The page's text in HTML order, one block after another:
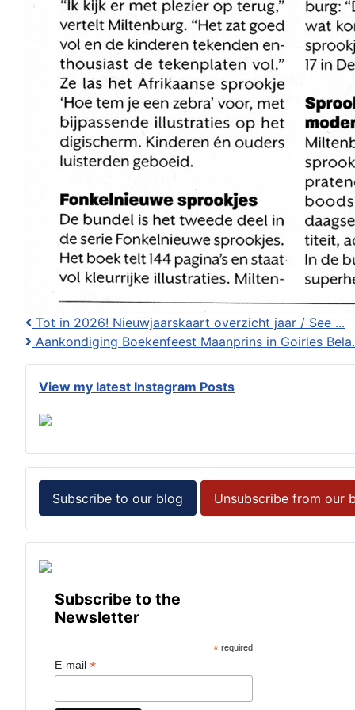
View my latest Instagram Posts
Subscribe to our blog Unsubscribe from our
Subscribe to the
Newsletter
*required
E-mail *
Tot in 2026! Nieuwjaarskaart overzicht jaar / See ...
Aankondiging Boekenfeest Maanprins in Goirles